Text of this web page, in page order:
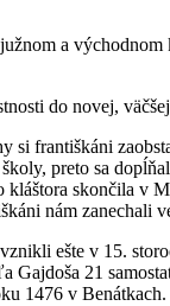
a
do novej,
si františkáni
preto sa
skončila v
nám zanechali
ešte v 15.
Gajdoša 21
1476 v